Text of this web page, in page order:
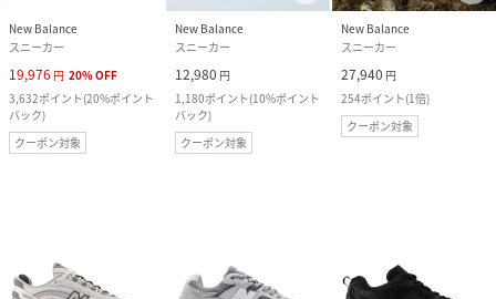
New Balance
スニーカー
19,976 円 20%OFF
3,632ポイント(20%ポイント
バック)
クーポン対象
New Balance
スニーカー
12,980 円
1,180ポイント(10%ポイント
バック)
クーポン対象
New Balance
スニーカー
27,940 円
254ポイント(1倍)
クーポン対象